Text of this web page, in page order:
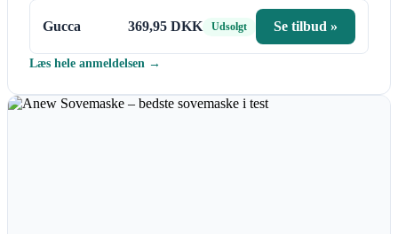
Gucca 369,95 DKK Udsolgt Se tilbud »
Læs hele anmeldelsen →